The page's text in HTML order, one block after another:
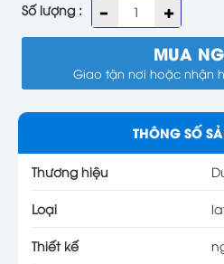
Số lượng :
MUA
Giao tận nơi hoặc nhận
THÔNG SỐ
Thương hiệu
Loại
Thiết kế